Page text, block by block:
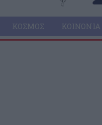
ΚΌΣΜΟΣ ΚΟΙΝΩΝΊΑ